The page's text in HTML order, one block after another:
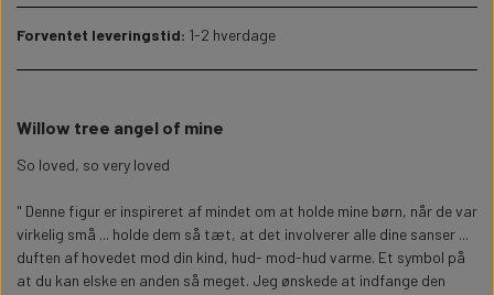
FORKLÆDER MED TEKST
TERMOKRUS MED PRINT
WALLSTICKERS
Forventet leveringstid: 1-2 hverdage
Willow tree angel of mine
So loved, so very loved
" Denne figur er inspireret af mindet om at holde mine børn, når de var
virkelig små ... holde dem så tæt, at det involverer alle dine sanser ...
duften af hovedet mod din kind, hud- mod-hud varme. Et symbol på
at du kan elske en anden så meget. Jeg ønskede at indfange den